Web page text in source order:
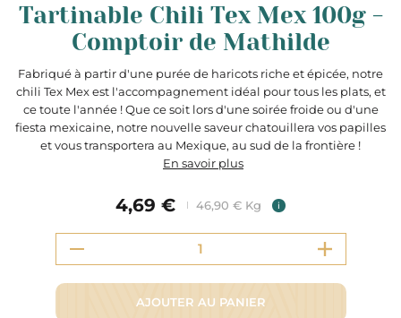
Tartinable Chili Tex Mex 100g -
Comptoir de Mathilde
Fabriqué à partir d'une purée de haricots riche et épicée, notre
chili Tex Mex est l'accompagnement idéal pour tous les plats, et
ce toute l'année ! Que ce soit lors d'une soirée froide ou d'une
fiesta mexicaine, notre nouvelle saveur chatouillera vos papilles
et vous transportera au Mexique, au sud de la frontière !
En savoir plus
4,69 € 46,90 € Kg i
AJOUTER AU PANIER